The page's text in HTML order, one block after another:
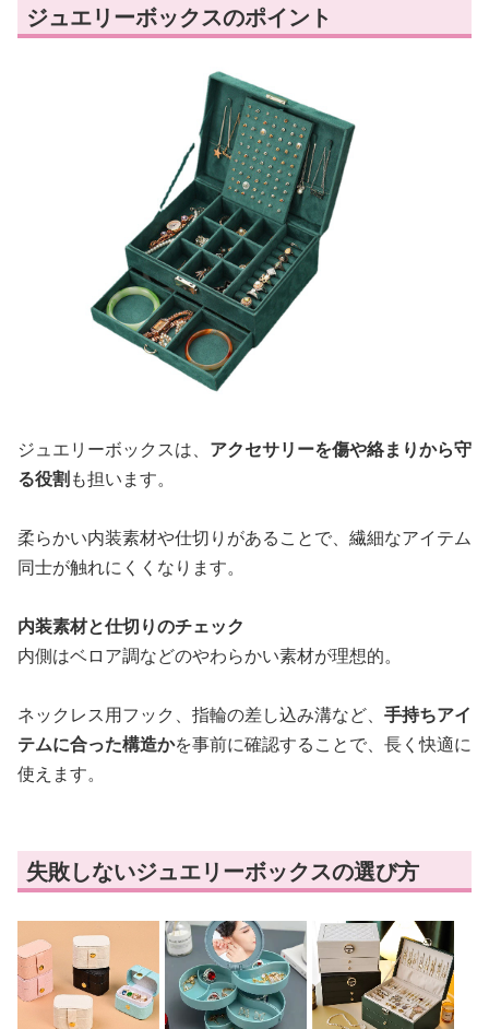
ジュエリーボックスのポイント
ジュエリーボックスは、 アクセサリーを傷や絡まりから守
る役割も担います。
柔らかい内装素材や仕切りがあることで、繊細なアイテム
同士が触れにくくなります。
内装素材と仕切りのチェック
内側はベロア調などのやわらかい素材が理想的。
ネックレス用フック、指輪の差し込み溝など、 手持ちアイ
テムに合った構造かを事前に確認することで、長く快適に
使えます。
失敗しないジュエリーボックスの選び方